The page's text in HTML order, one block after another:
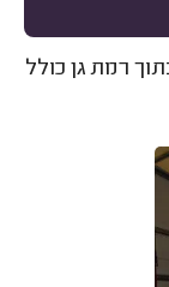
רמת גן כולל